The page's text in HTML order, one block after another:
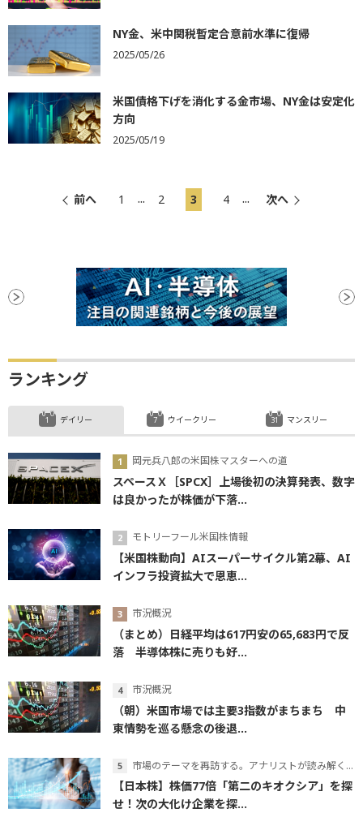
NY金、米中関税暫定合意前水準に復帰
2025/05/26
米国債格下げを消化する金市場、NY金は安定化
方向
2025/05/19
前へ 1 ... 2 3 4 ... 次へ
ランキング
デイリー
岡元兵八郎の米国株マスターへの道
スペースＸ［SPCX］上場後初の決算発表、数字
は良かったが株価が下落...
モトリーフール米国株情報
【米国株動向】AIスーパーサイクル第2幕、AI
インフラ投資拡大で恩恵...
市況概況
（まとめ）日経平均は617円安の65,683円で反
落 半導体株に売りも好...
市況概況
（朝）米国市場では主要3指数がまちまち 中
東情勢を巡る懸念の後退...
市場のテーマを再訪する。アナリストが読み解くテーマの本質
【日本株】株価77倍「第二のキオクシア」を探
せ！次の大化け企業を探...
ウイークリー マンスリー